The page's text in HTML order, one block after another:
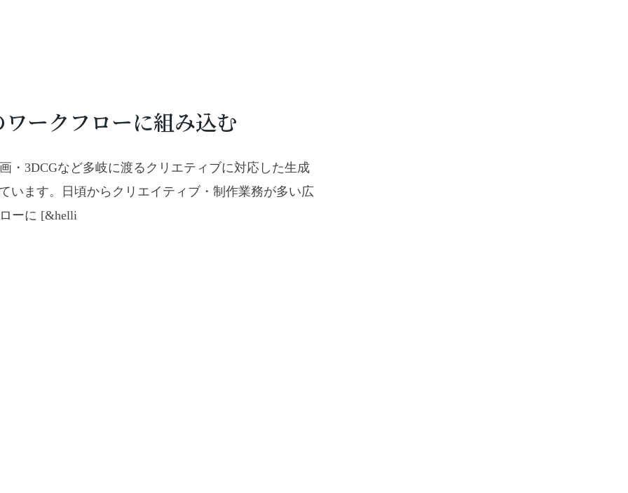
ークフローに組み込む
・3DCGなど多岐に渡るクリエティブに対応した生成
います。日頃からクリエイティブ・制作業務が多い広
ーに [&helli